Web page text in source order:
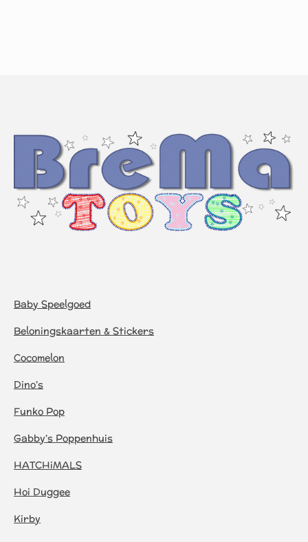
Baby Speelgoed
Beloningskaarten & Stickers
Cocomelon
Dino's
Funko Pop
Gabby's Poppenhuis
HATCHiMALS
Hoi Duggee
Kirby